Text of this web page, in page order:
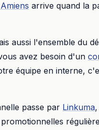
Amiens arrive quand la
aussi l'ensemble du
avez besoin d'un
équipe en interne,
passe par Linkuma